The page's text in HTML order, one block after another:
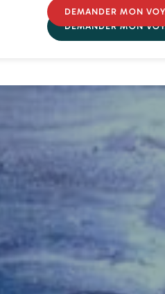
DEMANDER MON
DEMANDER MON